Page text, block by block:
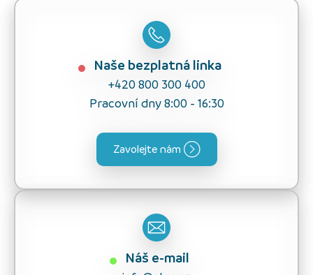
Naše bezplatná linka
+420 800 300 400
Pracovní dny 8:00 - 16:30
Zavolejte nám
Náš e-mail